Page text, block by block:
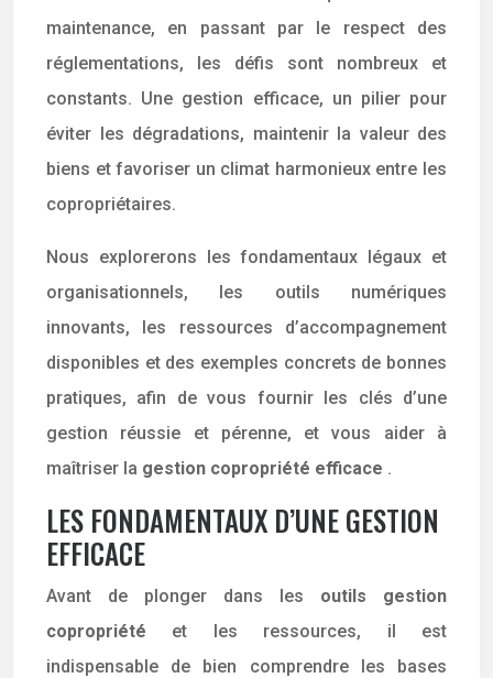
maintenance, en passant par le respect des
réglementations, les défis sont nombreux et
constants. Une gestion efficace, un pilier pour
éviter les dégradations, maintenir la valeur des
biens et favoriser un climat harmonieux entre les
copropriétaires.
Nous explorerons les fondamentaux légaux et
organisationnels, les outils numériques
innovants, les ressources d’accompagnement
disponibles et des exemples concrets de bonnes
pratiques, afin de vous fournir les clés d’une
gestion réussie et pérenne, et vous aider à
maîtriser la gestion copropriété efficace .
LES FONDAMENTAUX D’UNE GESTION
EFFICACE
Avant de plonger dans les outils gestion
copropriété et les ressources, il est
indispensable de bien comprendre les bases